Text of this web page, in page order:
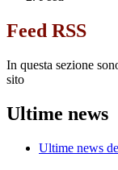
Feed RSS
In questa sezione
sito
Ultime news
Ultime news